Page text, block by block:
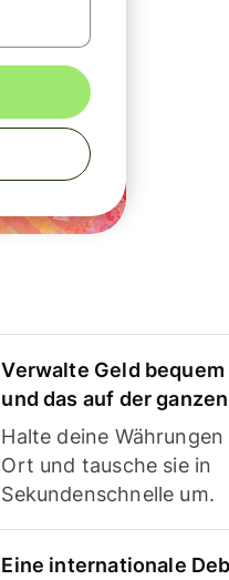
Verwalte Geld
und das auf der
Halte deine Währungen
Ort und tausche sie in
Sekundenschnelle um.
Eine internationale